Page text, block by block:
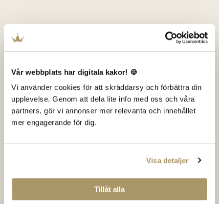
Vår webbplats har digitala kakor! 🍪
Vi använder cookies för att skräddarsy och förbättra din
upplevelse. Genom att dela lite info med oss och våra
partners, gör vi annonser mer relevanta och innehållet
mer engagerande för dig.
Visa detaljer
Tillåt alla